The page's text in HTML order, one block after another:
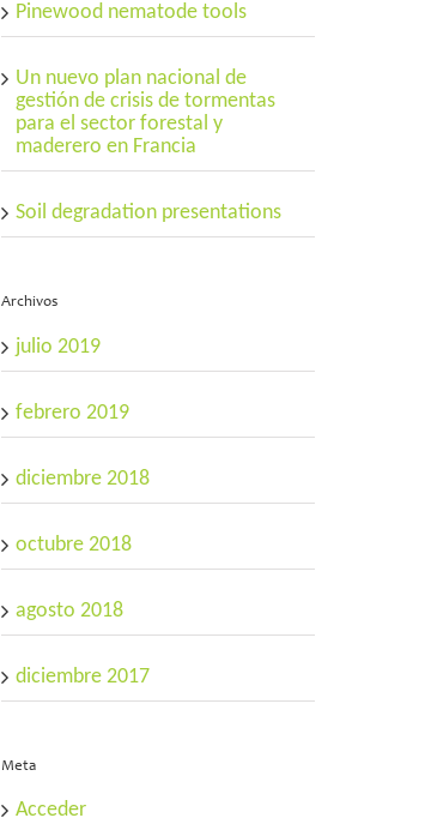
Pinewood nematode tools
Un nuevo plan nacional de
gestión de crisis de tormentas
para el sector forestal y
maderero en Francia
Soil degradation presentations
Archivos
julio 2019
febrero 2019
diciembre 2018
octubre 2018
agosto 2018
diciembre 2017
Meta
Acceder